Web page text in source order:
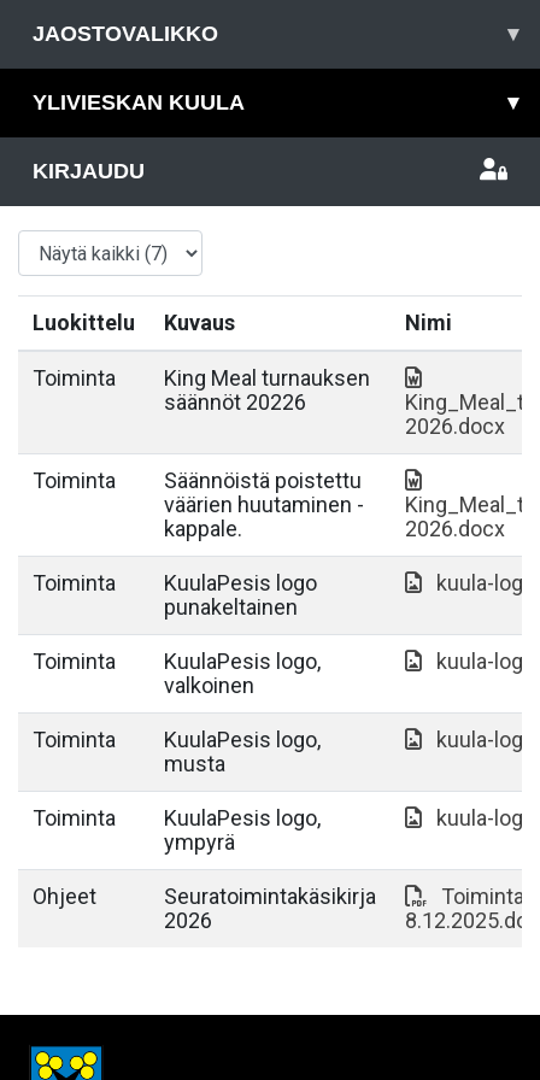
JAOSTOVALIKKO ▾
YLIVIESKAN KUULA ▾
KIRJAUDU
Luokittelu Kuvaus Nimi
Toiminta
King Meal turnauksen
säännöt 20226
2026.docx
Toiminta
Säännöistä poistettu
väärien huutaminen -
kappale.
2026.docx
Toiminta
KuulaPesis logo
punakeltainen
kuula-
Toiminta
KuulaPesis logo,
valkoinen
kuula-
Toiminta
KuulaPesis logo,
musta
kuula-
Toiminta
KuulaPesis logo,
ympyrä
kuula-
Ohjeet
Seuratoimintakäsikirja
2026